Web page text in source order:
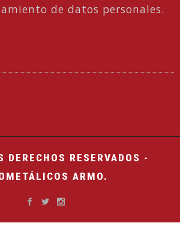
de datos personales.
DERECHOS RESERVADOS -
ARMO.